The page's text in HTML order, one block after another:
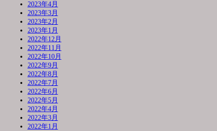
2023年4月
2023年3月
2023年2月
2023年1月
2022年12月
2022年11月
2022年10月
2022年9月
2022年8月
2022年7月
2022年6月
2022年5月
2022年4月
2022年3月
2022年1月